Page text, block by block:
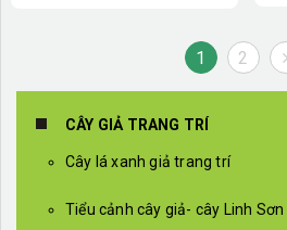
1 2
CÂY GIẢ TRANG TRÍ
Cây lá xanh giả trang trí
Tiểu cảnh cây giả- cây Linh Sơn